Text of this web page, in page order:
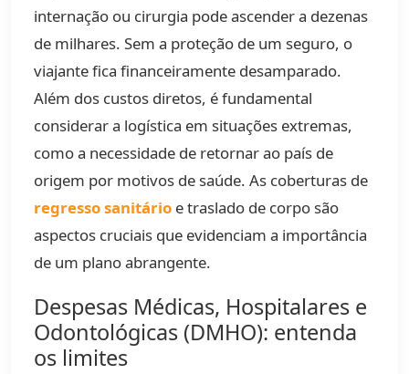
internação ou cirurgia pode ascender a dezenas
de milhares. Sem a proteção de um seguro, o
viajante fica financeiramente desamparado.
Além dos custos diretos, é fundamental
considerar a logística em situações extremas,
como a necessidade de retornar ao país de
origem por motivos de saúde. As coberturas de
regresso sanitário e traslado de corpo são
aspectos cruciais que evidenciam a importância
de um plano abrangente.
Despesas Médicas, Hospitalares e
Odontológicas (DMHO): entenda
os limites